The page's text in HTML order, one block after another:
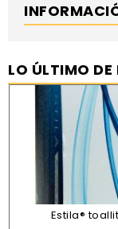
LO ÚLTIMO
Estila®